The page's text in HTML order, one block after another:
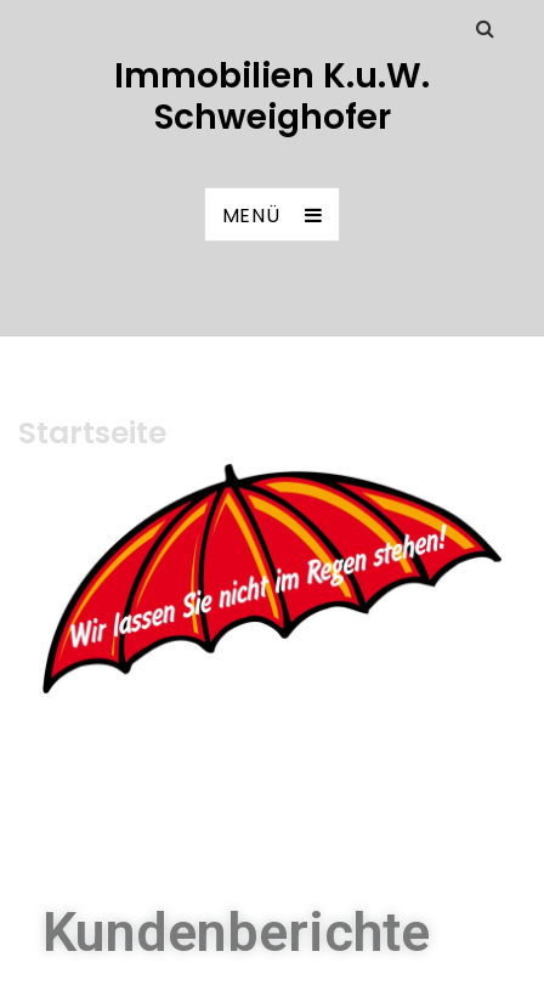
Immobilien K.u.W.
Schweighofer
MENÜ
Startseite
Kundenberichte